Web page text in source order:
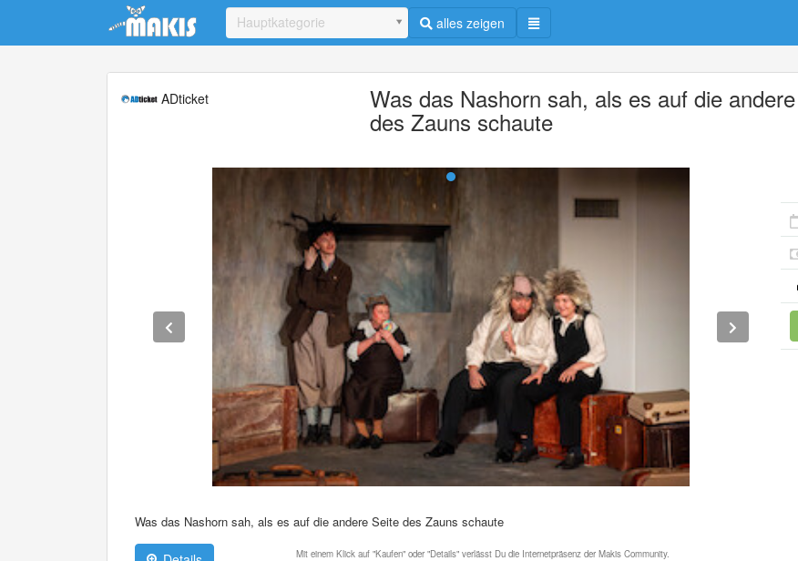
Update cookies preferences
Hauptkategorie alles zeigen
ADticket Was das Nashorn sah, als es auf die
des Zauns schaute
Was das Nashorn sah, als es auf die andere Seite des Zauns schaute
Mit einem Klick auf "Kaufen" oder "Details" verlässt Du die Internetpräsenz der Makis Community.